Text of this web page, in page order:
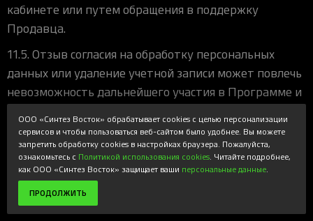
кабинете или путем обращения в поддержку
Продавца.
11.5. Отзыв согласия на обработку персональных
данных или удаление учетной записи может повлечь
невозможность дальнейшего участия в Программе и
прекращение начисления или использования Баллов,
если без соответствующих данных исполнение
Правил невозможно.
12. Изменение и прекращение Программы
12.1. Продавец вправе в любой момент изменять
ООО «Синтез Восток» обрабатывает cookies с целью персонализации
сервисов и чтобы пользоваться веб-сайтом было удобнее. Вы можете
запретить обработку cookies в настройках браузера. Пожалуйста,
ознакомьтесь с Политикой использования cookies . Читайте подробнее,
как ООО «Синтез Восток» защищает ваши персональные данные
ПРОДОЛЖИТЬ